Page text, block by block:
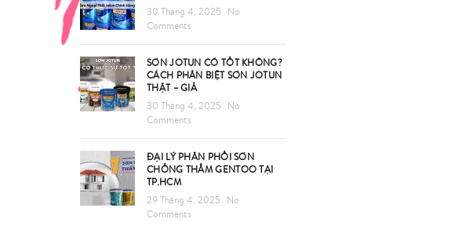
30 Tháng 4, 2025
No
Comments
SƠN JOTUN CÓ TỐT KHÔNG?
CÁCH PHÂN BIỆT SƠN JOTUN
THẬT – GIẢ
30 Tháng 4, 2025
No
Comments
ĐẠI LÝ PHÂN PHỐI SƠN
CHỐNG THẤM GENTOO TẠI
TP.HCM
29 Tháng 4, 2025
No
Comments